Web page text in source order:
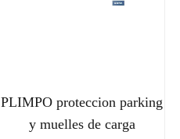
PLIMPO proteccion parking
y muelles de carga